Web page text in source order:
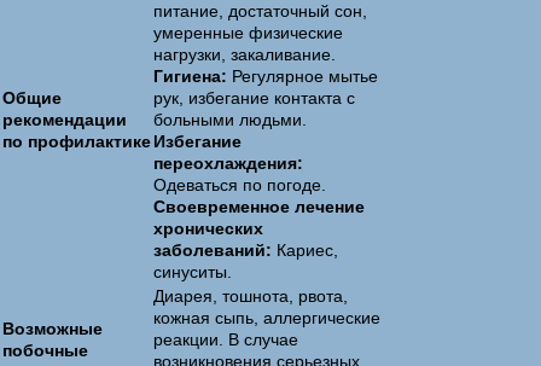
Общие
рекомендации
по профилактике
питание, достаточный сон,
умеренные физические
нагрузки, закаливание.
Гигиена: Регулярное мытье
рук, избегание контакта с
больными людьми.
Избегание
переохлаждения:
Одеваться по погоде.
Своевременное лечение
хронических
заболеваний: Кариес,
синуситы.
Возможные
побочные
Диарея, тошнота, рвота,
кожная сыпь, аллергические
реакции. В случае
возникновения серьезных